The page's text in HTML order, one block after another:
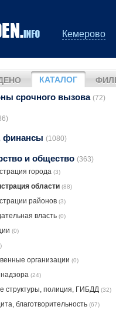
Кемерово
КАТАЛОГ
срочного вызова (72)
финансы (1080)
и общество (363)
города (3)
области (88)
районов (3)
власть (0)
(0)
организации (0)
(24)
структуры, полиция, ГИБДД (32)
благотворительность (67)